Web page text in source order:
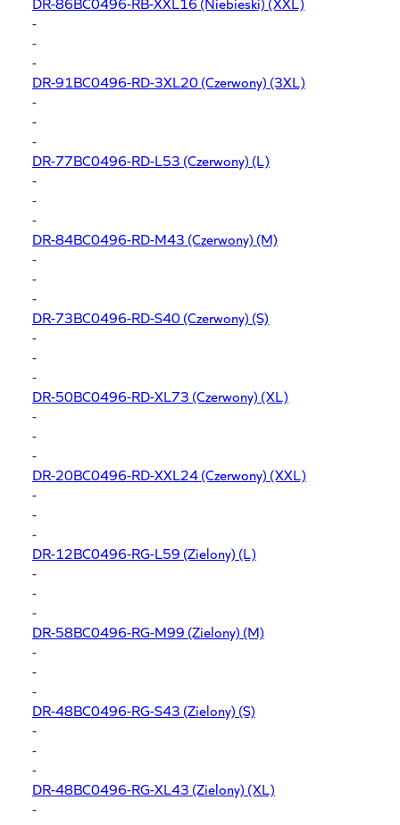
-
-
-
DR-91BC0496-RD-3XL20(Czerwony) (3XL)
-
-
-
DR-77BC0496-RD-L53 (Czerwony) (L)
-
-
-
DR-84BC0496-RD-M43 (Czerwony) (M)
-
-
-
DR-73BC0496-RD-S40(Czerwony) (S)
-
-
-
DR-50BC0496-RD-XL73 (Czerwony) (XL)
-
-
-
DR-20BC0496-RD-XXL24(Czerwony) (XXL)
-
-
-
DR-12BC0496-RG-L59 (Zielony) (L)
-
-
-
DR-58BC0496-RG-M99 (Zielony) (M)
-
-
-
DR-48BC0496-RG-S43 (Zielony) (S)
-
-
-
DR-48BC0496-RG-XL43 (Zielony) (XL)
-